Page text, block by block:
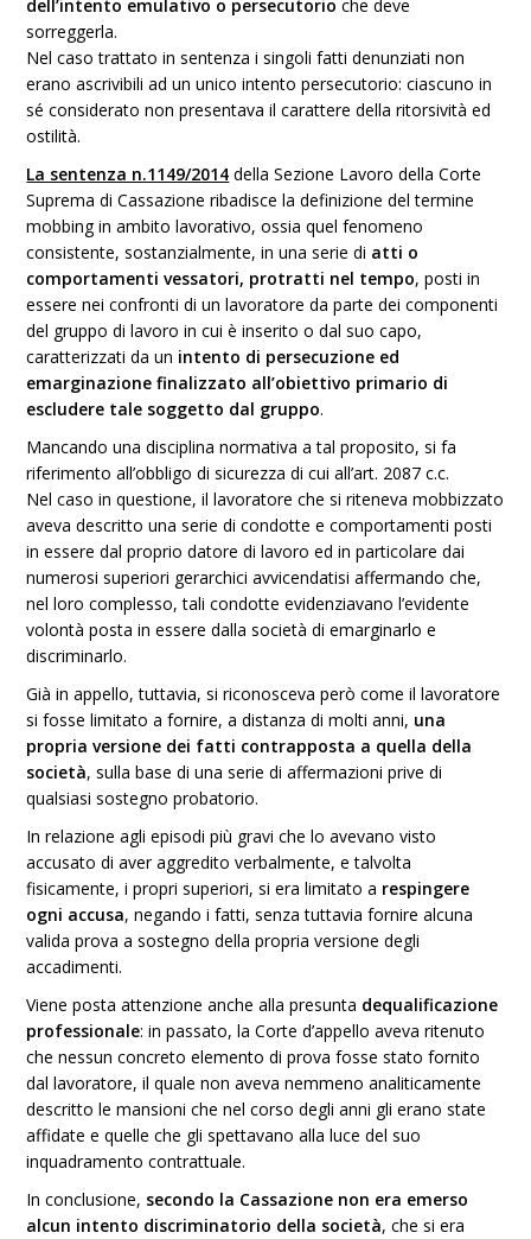
dell’intento emulativo o persecutorio che deve
sorreggerla.
Nel caso trattato in sentenza i singoli fatti denunziati non
erano ascrivibili ad un unico intento persecutorio: ciascuno in
sé considerato non presentava il carattere della ritorsività ed
ostilità.
La sentenza n.1149/2014 della Sezione Lavoro della Corte
Suprema di Cassazione ribadisce la definizione del termine
mobbing in ambito lavorativo, ossia quel fenomeno
consistente, sostanzialmente, in una serie di atti o
comportamenti vessatori, protratti nel tempo, posti in
essere nei confronti di un lavoratore da parte dei componenti
del gruppo di lavoro in cui è inserito o dal suo capo,
caratterizzati da un intento di persecuzione ed
emarginazione finalizzato all’obiettivo primario di
escludere tale soggetto dal gruppo.
Mancando una disciplina normativa a tal proposito, si fa
riferimento all’obbligo di sicurezza di cui all’art. 2087 c.c.
Nel caso in questione, il lavoratore che si riteneva mobbizzato
aveva descritto una serie di condotte e comportamenti posti
in essere dal proprio datore di lavoro ed in particolare dai
numerosi superiori gerarchici avvicendatisi affermando che,
nel loro complesso, tali condotte evidenziavano l’evidente
volontà posta in essere dalla società di emarginarlo e
discriminarlo.
Già in appello, tuttavia, si riconosceva però come il lavoratore
si fosse limitato a fornire, a distanza di molti anni, una
propria versione dei fatti contrapposta a quella della
società, sulla base di una serie di affermazioni prive di
qualsiasi sostegno probatorio.
In relazione agli episodi più gravi che lo avevano visto
accusato di aver aggredito verbalmente, e talvolta
fisicamente, i propri superiori, si era limitato a respingere
ogni accusa, negando i fatti, senza tuttavia fornire alcuna
valida prova a sostegno della propria versione degli
accadimenti.
Viene posta attenzione anche alla presunta dequalificazione
professionale: in passato, la Corte d’appello aveva ritenuto
che nessun concreto elemento di prova fosse stato fornito
dal lavoratore, il quale non aveva nemmeno analiticamente
descritto le mansioni che nel corso degli anni gli erano state
affidate e quelle che gli spettavano alla luce del suo
inquadramento contrattuale.
In conclusione, secondo la Cassazione non era emerso
alcun intento discriminatorio della società, che si era